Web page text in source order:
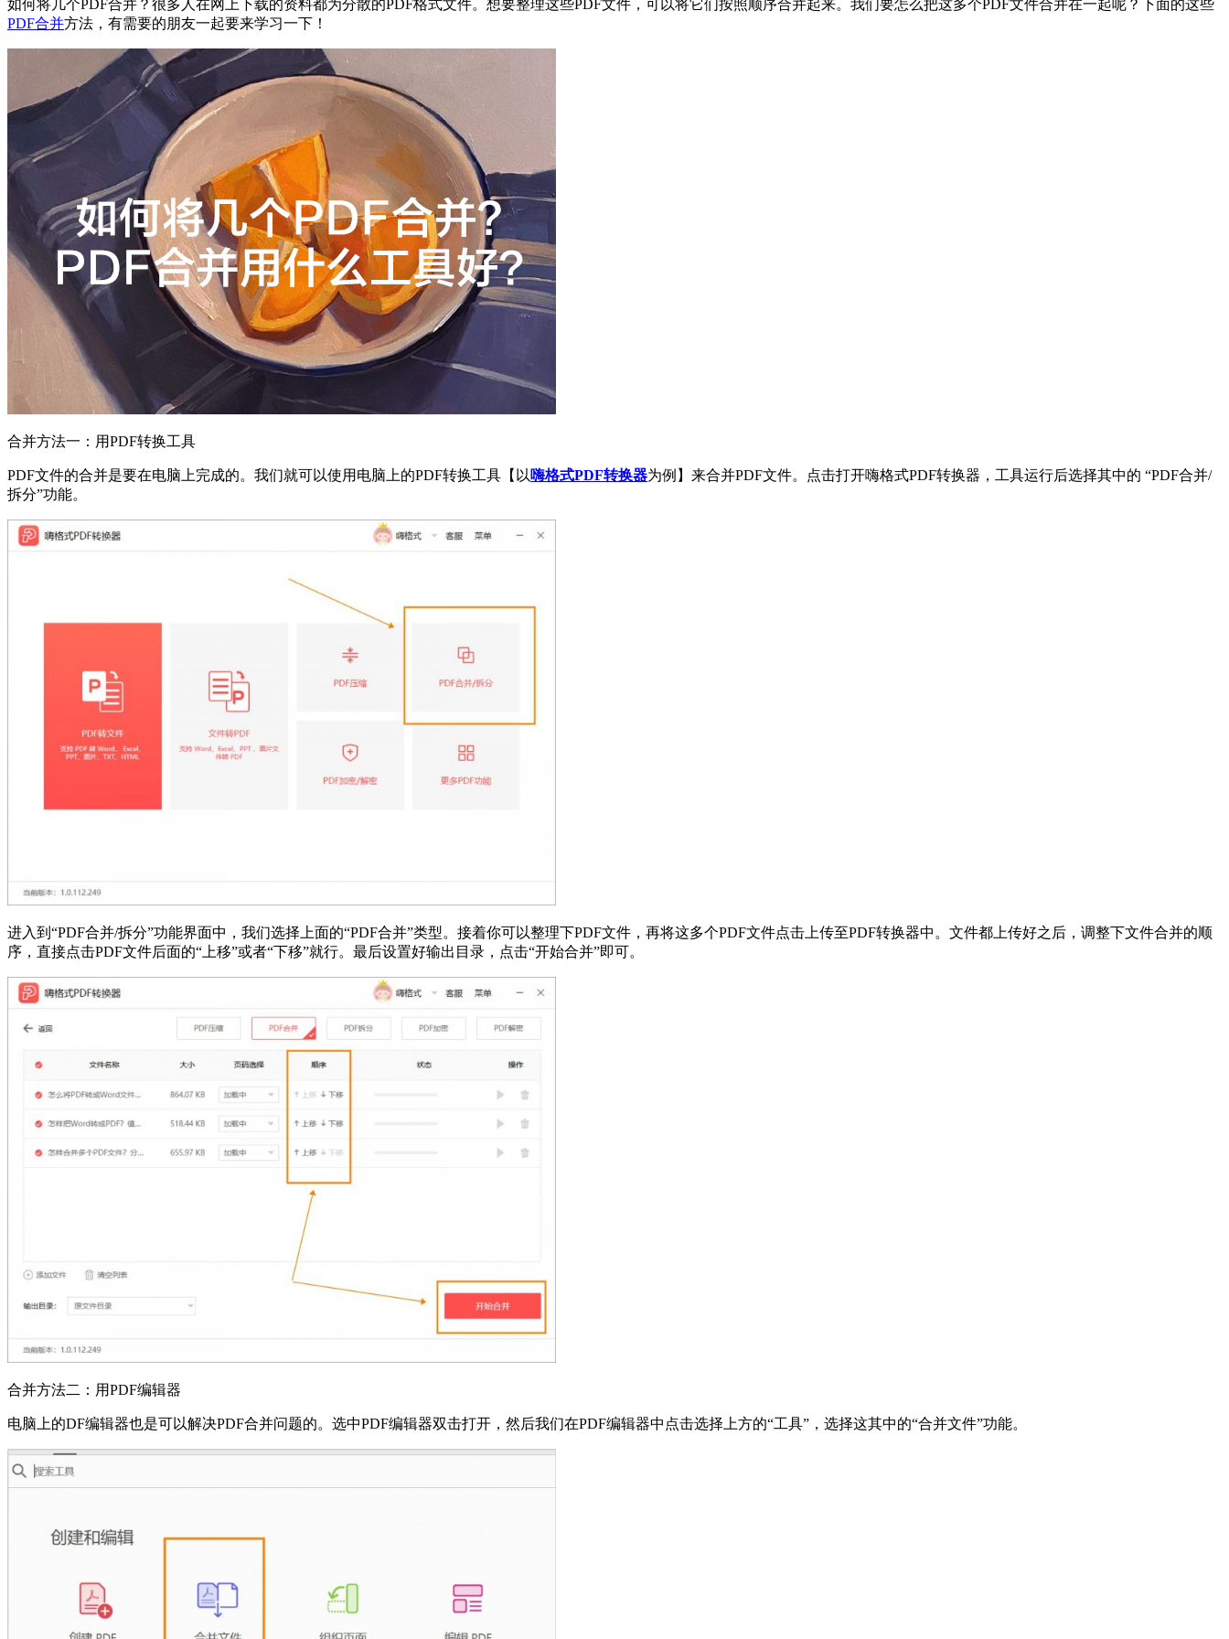
如何将几个PDF合并？很多人在网上下载的资料都为分散的PDF格式文件。想要整理这些PDF文件，可以将它们按照顺序合并起来。我们要怎么把这多个PDF文件合并在一起呢？下面的这些
PDF合并方法，有需要的朋友一起要来学习一下！
合并方法一：用PDF转换工具
PDF文件的合并是要在电脑上完成的。我们就可以使用电脑上的PDF转换工具【以 嗨格式PDF转换器为例】来合并PDF文件。点击打开嗨格式PDF转换器，工具运行后选择其中的 “PDF合并/
拆分”功能。
进入到“PDF合并/拆分”功能界面中，我们选择上面的“PDF合并”类型。接着你可以整理下PDF文件，再将这多个PDF文件点击上传至PDF转换器中。文件都上传好之后，调整下文件合并的顺
序，直接点击PDF文件后面的“上移”或者“下移”就行。最后设置好输出目录，点击“开始合并”即可。
合并方法二：用PDF编辑器
电脑上的DF编辑器也是可以解决PDF合并问题的。选中PDF编辑器双击打开，然后我们在PDF编辑器中点击选择上方的“工具”，选择这其中的“合并文件”功能。